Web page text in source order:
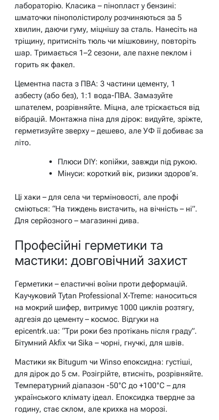
лабораторію. Класика – пінопласт у бензині:
шматочки пінополістиролу розчиняються за 5
хвилин, даючи гуму, міцнішу за сталь. Нанесіть на
тріщину, притисніть тюль чи мішковину, повторіть
шар. Тримається 1–2 сезони, але пахне пеклом і
горить як факел.
Цементна паста з ПВА: 3 частини цементу, 1
азбесту (або без), 1:1 вода-ПВА. Замазуйте
шпателем, розрівняйте. Міцна, але тріскається від
вібрацій. Монтажна піна для дірок: видуйте, зріжте,
герметизуйте зверху – дешево, але УФ її добиває за
літо.
Плюси DIY: копійки, завжди під рукою.
Мінуси: короткий вік, ризики здоров’я.
Ці хаки – для села чи терміновості, але профі
сміються: “На тиждень вистачить, на вічність – ні”.
Для серйозного – магазинні дива.
Професійні герметики та
мастики: довговічний захист
Герметики – еластичні воїни проти деформацій.
Каучуковий Tytan Professional X-Treme: наноситься
на мокрий шифер, витримує 1000 циклів розтягу,
адгезія до цементу – космос. Відгуки на
epicentrk.ua: “Три роки без протікань після граду”.
Бітумний Akfix чи Sika – чорні, гнучкі, для швів.
Мастики як Bitugum чи Winso епоксидна: густіші,
для дірок до 5 см. Розігрійте, втисніть, розрівняйте.
Температурний діапазон -50°C до +100°C – для
українського клімату ідеал. Епоксидка твердне за
годину, стає склом, але крихка на морозі.